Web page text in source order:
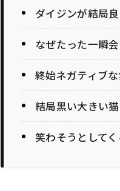
ダイジンが結局
なぜたった一瞬
終始ネガティブ
結局黒い大きい
笑わそうとして